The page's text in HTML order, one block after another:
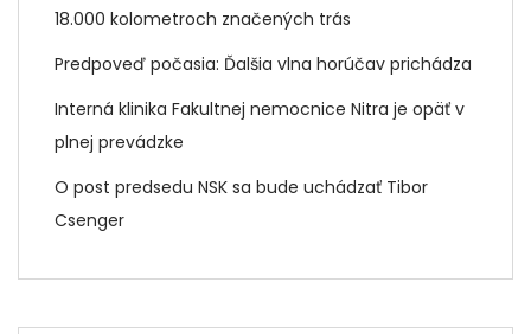
18.000 kolometroch značených trás
Predpoveď počasia: Ďalšia vlna horúčav prichádza
Interná klinika Fakultnej nemocnice Nitra je opäť v
plnej prevádzke
O post predsedu NSK sa bude uchádzať Tibor
Csenger